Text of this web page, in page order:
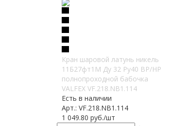
Кран шаровой латунь никель
11Б27фт1М Ду 32 Ру40 ВР/НР
полнопроходной бабочка
VALFEX VF.218.NB1.114
Есть в наличии
Арт.: VF.218.NB1.114
1 049.80 руб./шт